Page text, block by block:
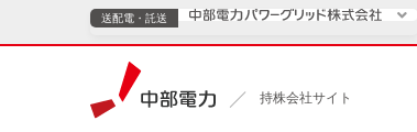
持株会社サイト
送配電・託送
電気・ガスのご契